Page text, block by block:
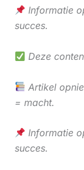
Informatie
succes.
Deze
Artikel
= macht.
Informatie
succes.